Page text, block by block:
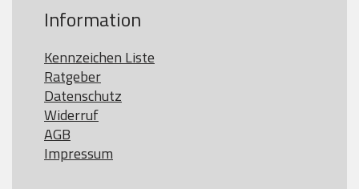
Information
Kennzeichen Liste
Ratgeber
Datenschutz
Widerruf
AGB
Impressum